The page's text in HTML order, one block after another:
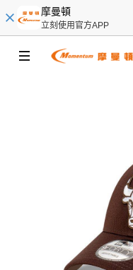
摩曼頓
立刻使用官方APP